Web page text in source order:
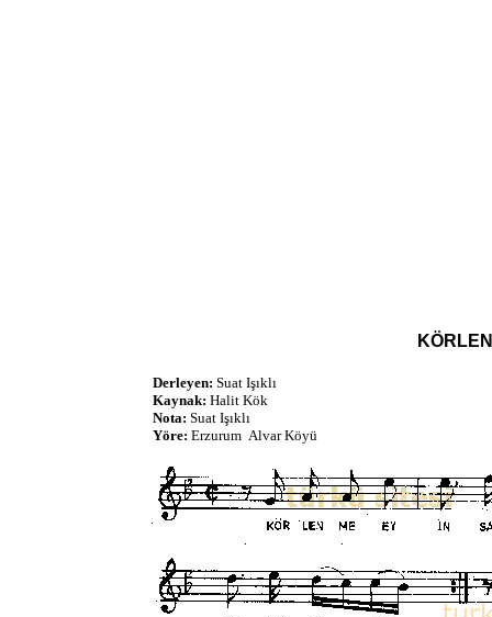
Derleyen: Suat Işıklı
Kaynak: Halit Kök
Nota: Suat Işıklı
Yöre: Erzurum Alvar Köyü